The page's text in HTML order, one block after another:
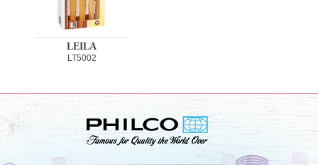
LEILA
LT5002